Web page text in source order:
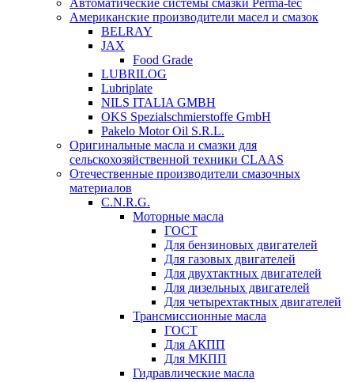
Автоматические системы смазки Perma-tec
Американские производители масел и смазок
BELRAY
JAX
Food Grade
LUBRILOG
Lubriplate
NILS ITALIA GMBH
OKS Spezialschmierstoffe GmbH
Pakelo Motor Oil S.R.L.
Оригинальные масла и смазки для
сельскохозяйственной техники CLAAS
Отечественные производители смазочных
материалов
C.N.R.G.
Моторные масла
ГОСТ
Для бензиновых двигателей
Для газовых двигателей
Для двухтактных двигателей
Для дизельных двигателей
Для четырехтактных двигателей
Трансмиссионные масла
ГОСТ
Для АКПП
Для МКПП
Гидравлические масла